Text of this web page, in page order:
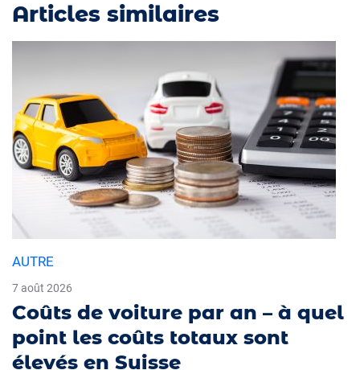
Articles similaires
AUTRE
7 août 2026
Coûts de voiture par an – à quel
point les coûts totaux sont
élevés en Suisse